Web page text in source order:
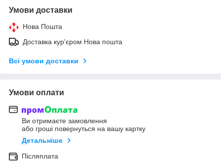
Умови доставки
Нова Пошта
Доставка кур'єром Нова пошта
Всі умови доставки
Умови оплати
Ви отримаєте замовлення
або гроші повернуться на вашу картку
Детальніше
Післяплата